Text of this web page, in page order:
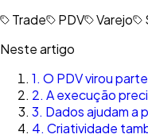
Trade
PDV Varejo
Neste artigo
1. O PDV virou
2. A execução
3. Dados ajudam a
4. Criatividade